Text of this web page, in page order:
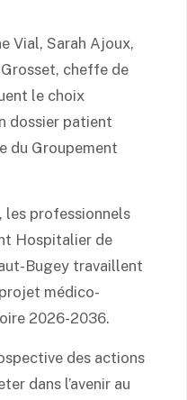
Vial, Sarah Ajoux,
cheffe de
le choix
dossier patient
du Groupement
les professionnels
Hospitalier de
Bugey travaillent
médico-
2026-2036.
des actions
dans l’avenir au